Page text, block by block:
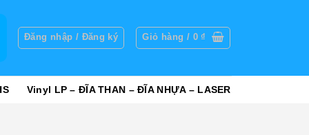
Đăng nhập / Đăng ký Giỏ hàng / 0₫
Vinyl LP – ĐĨA THAN – ĐĨA NHỰA – LASER